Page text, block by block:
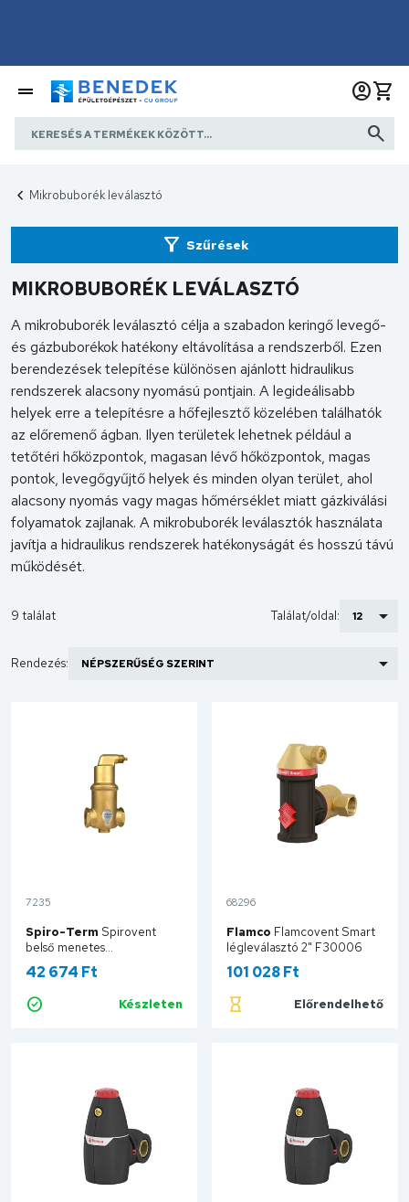
Mikrobuborék leválasztó
MIKROBUBORÉK LEVÁLASZTÓ
A mikrobuborék leválasztó célja a szabadon keringő levegő-
és gázbuborékok hatékony eltávolítása a rendszerből. Ezen
berendezések telepítése különösen ajánlott hidraulikus
rendszerek alacsony nyomású pontjain. A legideálisabb
helyek erre a telepítésre a hőfejlesztő közelében találhatók
az előremenő ágban. Ilyen területek lehetnek például a
tetőtéri hőközpontok, magasan lévő hőközpontok, magas
pontok, levegőgyűjtő helyek és minden olyan terület, ahol
alacsony nyomás vagy magas hőmérséklet miatt gázkiválási
folyamatok zajlanak. A mikrobuborék leválasztók használata
javítja a hidraulikus rendszerek hatékonyságát és hosszú távú
működését.
9 találat Találat/oldal:
Rendezés:
7235
Spiro-Term Spirovent
belső menetes
mikrobuborék-leválasztó, 1"
AA100
42 674 Ft
Készleten
Kosárba
68296
Flamco Flamcovent Smart
légleválasztó 2" F30006
101 028 Ft
Előrendelhető
Kosárba
Szűrések